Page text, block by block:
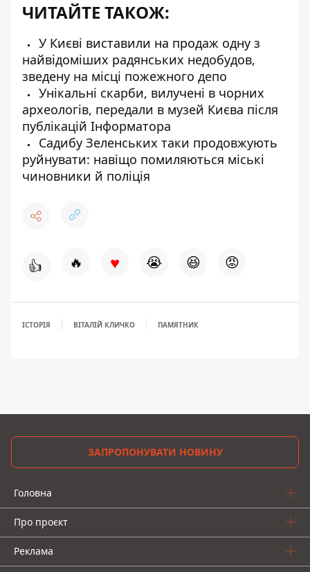
ЧИТАЙТЕ ТАКОЖ:
У Києві виставили на продаж одну з
найвідоміших радянських недобудов,
зведену на місці пожежного депо
Унікальні скарби, вилучені в чорних
археологів, передали в музей Києва після
публікацій Інформатора
Садибу Зеленських таки продовжують
руйнувати: навіщо помиляються міські
чиновники й поліція
👍 🔥 ♥ 😭 😆 😡
ІСТОРІЯ ВІТАЛІЙ КЛИЧКО ПАМЯТНИК
ЗАПРОПОНУВАТИ НОВИНУ
Головна
Про проєкт
Реклама